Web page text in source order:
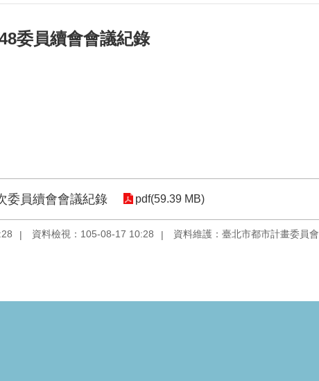
委員續會會議紀錄
委員續會會議紀錄 pdf(59.39 MB)
資料檢視：105-08-17 10:28 資料維護：臺北市都市計畫委員會